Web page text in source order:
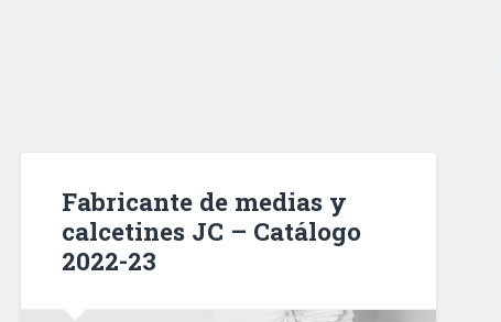
Fabricante de medias y
calcetines JC – Catálogo
2022-23